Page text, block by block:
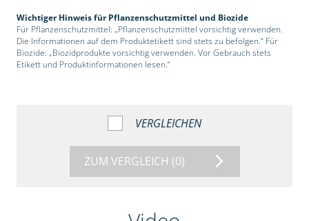
Wichtiger Hinweis für Pflanzenschutzmittel und Biozide
Für Pflanzenschutzmittel: „Pflanzenschutzmittel vorsichtig verwenden.
Die Informationen auf dem Produktetikett sind stets zu befolgen.“ Für
Biozide: „Biozidprodukte vorsichtig verwenden. Vor Gebrauch stets
Etikett und Produktinformationen lesen.“
VERGLEICHEN
ZUM VERGLEICH (0)